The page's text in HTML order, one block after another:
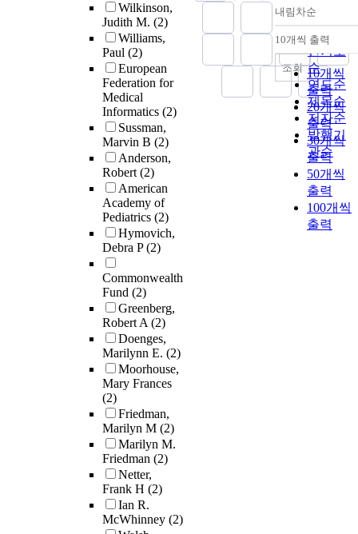
Wilkinson,
Judith M. (2)
Williams,
Paul (2)
European
Federation for
Medical
Informatics (2)
Sussman,
Marvin B (2)
Anderson,
Robert(2)
American
Academy of
Pediatrics (2)
Hymovich,
Debra P(2)
Commonwealth
Fund (2)
Greenberg,
Robert A(2)
Doenges,
Marilynn E. (2)
Moorhouse,
Mary Frances
(2)
Friedman,
Marilyn M (2)
Marilyn M.
Friedman (2)
Netter,
Frank H (2)
Ian R.
McWhinney (2)
정확도
순
인기도
순
연도순
제목순
저자순
발행기
관순
내림차순
내림차순
10개씩 출력
10개씩
출력
20개씩
출력
30개씩
출력
50개씩
출력
100개씩
출력
조회